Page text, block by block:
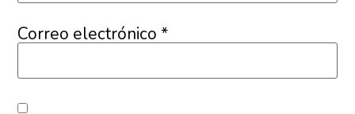
Correo electrónico*